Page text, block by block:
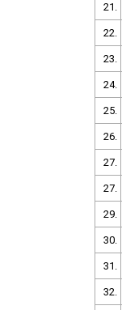
21.
22.
23.
24.
25.
26.
27.
27.
29.
30.
31.
32.